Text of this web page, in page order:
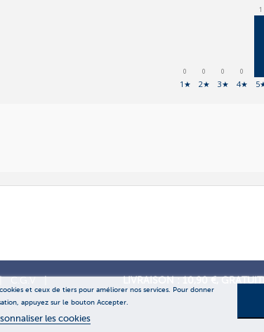
0
1★
0
2★
0
3★
0
4★
1
C.G.V|
LIVRAISON : 10,90 €,
et ceux de tiers pour améliorer nos services. Pour donner
appuyez sur le bouton Accepter.
les cookies